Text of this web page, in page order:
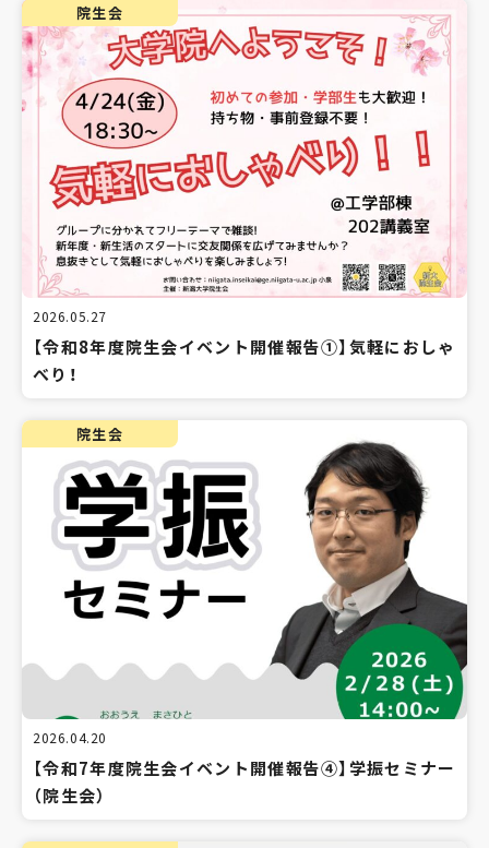
院生会
2026.05.27
【令和8年度院生会イベント開催報告①】気軽におしゃ
べり！
院生会
2026.04.20
【令和7年度院生会イベント開催報告④】学振セミナー
（院生会）